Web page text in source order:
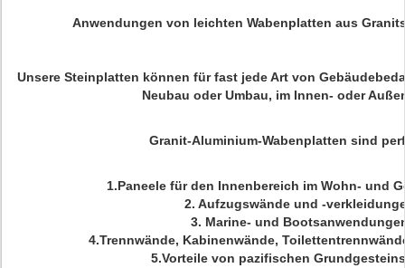
Anwendungen von leichten Wabenplatten aus
Unsere Steinplatten können für fast jede Art von
Neubau oder Umbau, im Innen- oder
Granit-Aluminium-Wabenplatten sind
1.Paneele für den Innenbereich im Wohn- und
2. Aufzugswände und -
3. Marine- und
4.Trennwände, Kabinenwände,
5.Vorteile von pazifischen